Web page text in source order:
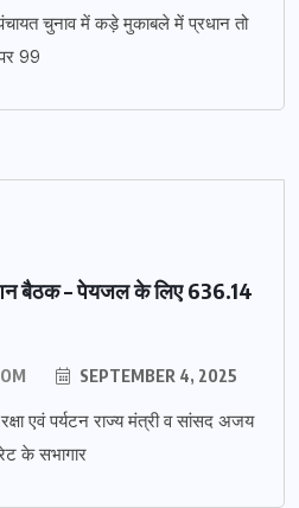
चुनाव में कड़े मुकाबले में प्रधान तो
99
बैठक – पेयजल के लिए 636.14
SEPTEMBER 4, 2025
एवं पर्यटन राज्य मंत्री व सांसद अजय
के सभागार